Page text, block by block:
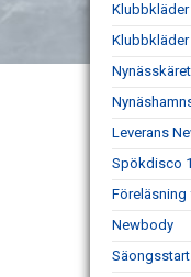
Klubbkläder
Klubbkläder
Leverans
Spökdisco
Newbody
Säongsstart